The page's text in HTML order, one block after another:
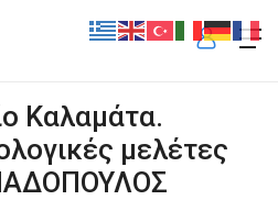
Καλαμάτα.
μελέτες